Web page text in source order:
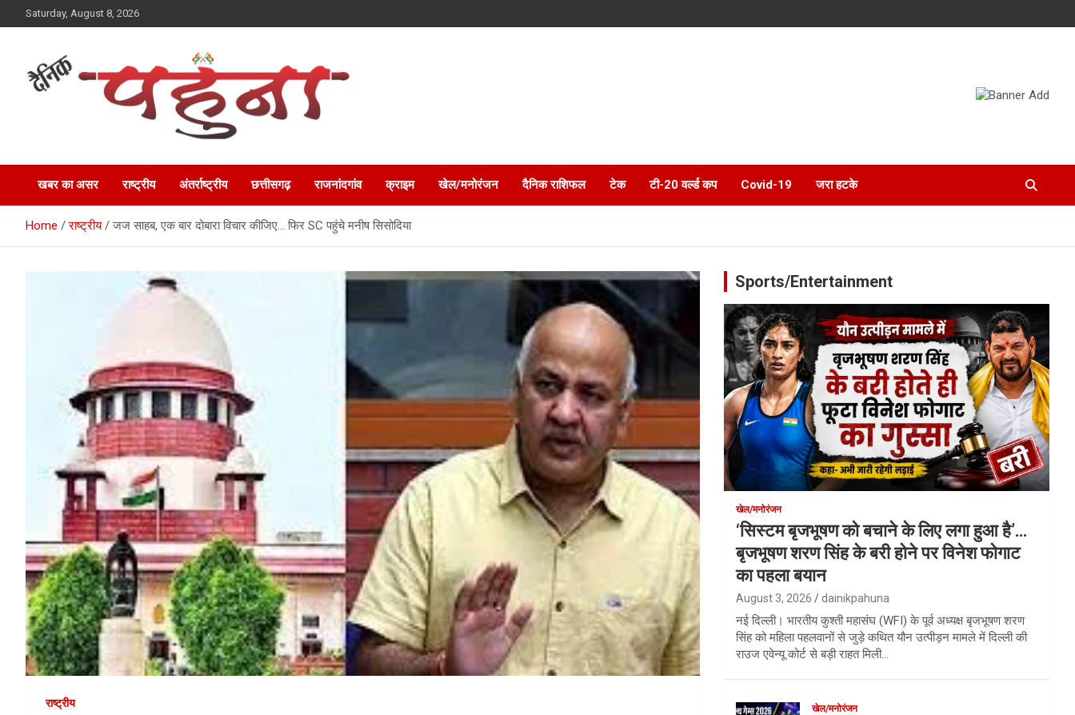
to
Saturday, August 8, 2026
Dainik Pahuna
खबर का असर राष्ट्रीय अंतर्राष्ट्रीय छत्तीसगढ़ राजनांदगांव क्राइम खेल/मनोरंजन दैनिक राशिफल टेक टी-20 वर्ल्ड कप Covid-19 जरा हटके
Home राष्ट्रीय जज साहब, एक बार दोबारा व‍िचार कीज‍िए… फ‍िर SC पहुंचे मनीष स‍िसोद‍िया
राष्ट्रीय
Sports/Entertainment
खेल/मनोरंजन
‘सिस्टम बृजभूषण को बचाने के लिए लगा हुआ है’…
बृजभूषण शरण सिंह के बरी होने पर विनेश फोगाट
का पहला बयान
August 3, 2026 dainikpahuna
नई दिल्ली। भारतीय कुश्ती महासंघ (WFI) के पूर्व अध्यक्ष बृजभूषण शरण
सिंह को महिला पहलवानों से जुड़े कथित यौन उत्पीड़न मामले में दिल्ली की
राउज एवेन्यू कोर्ट से बड़ी राहत मिली…
खेल/मनोरंजन